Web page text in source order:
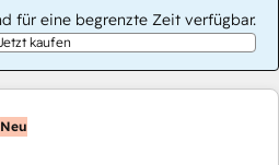
für eine begrenzte Zeit verfügbar.
kaufen
Neu